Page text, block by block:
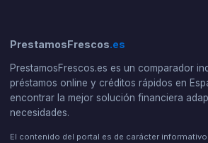
PrestamosFrescos.es
PrestamosFrescos.es es un comparador
préstamos online y créditos rápidos en
encontrar la mejor solución financiera
necesidades.
El contenido del portal es de carácter